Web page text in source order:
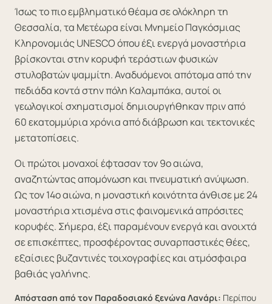
Ίσως το πιο εμβληματικό θέαμα σε ολόκληρη τη
Θεσσαλία, τα Μετέωρα είναι Μνημείο Παγκόσμιας
Κληρονομιάς UNESCO όπου έξι ενεργά μοναστήρια
βρίσκονται στην κορυφή τεράστιων φυσικών
στυλοβατών ψαμμίτη. Αναδυόμενοι απότομα από την
πεδιάδα κοντά στην πόλη Καλαμπάκα, αυτοί οι
γεωλογικοί σχηματισμοί δημιουργήθηκαν πριν από
60 εκατομμύρια χρόνια από διάβρωση και τεκτονικές
μετατοπίσεις.
Οι πρώτοι μοναχοί έφτασαν τον 9ο αιώνα,
αναζητώντας απομόνωση και πνευματική ανύψωση.
Ως τον 14ο αιώνα, η μοναστική κοινότητα άνθισε με 24
μοναστήρια χτισμένα στις φαινομενικά απρόσιτες
κορυφές. Σήμερα, έξι παραμένουν ενεργά και ανοιχτά
σε επισκέπτες, προσφέροντας συναρπαστικές θέες,
εξαίσιες βυζαντινές τοιχογραφίες και ατμόσφαιρα
βαθιάς γαλήνης.
Απόσταση από τον Παραδοσιακό ξενώνα Λανάρι: Περίπου